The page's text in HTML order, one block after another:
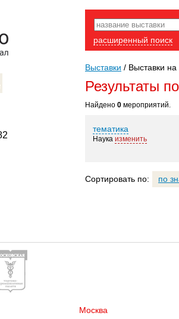
расширенный поиск
Выставки / Выставки на
Результаты
Найдено 0 мероприятий.
тематика
Наука изменить
Сортировать по: по
Москва